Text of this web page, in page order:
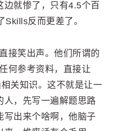
就惨了，只有4.5个百
反而更差了。
接笑出声。他们所谓的
何参考资料，直接让
关知识。这不就是让一
人，先写一遍解题思路
写出来个啥啊，他脑子